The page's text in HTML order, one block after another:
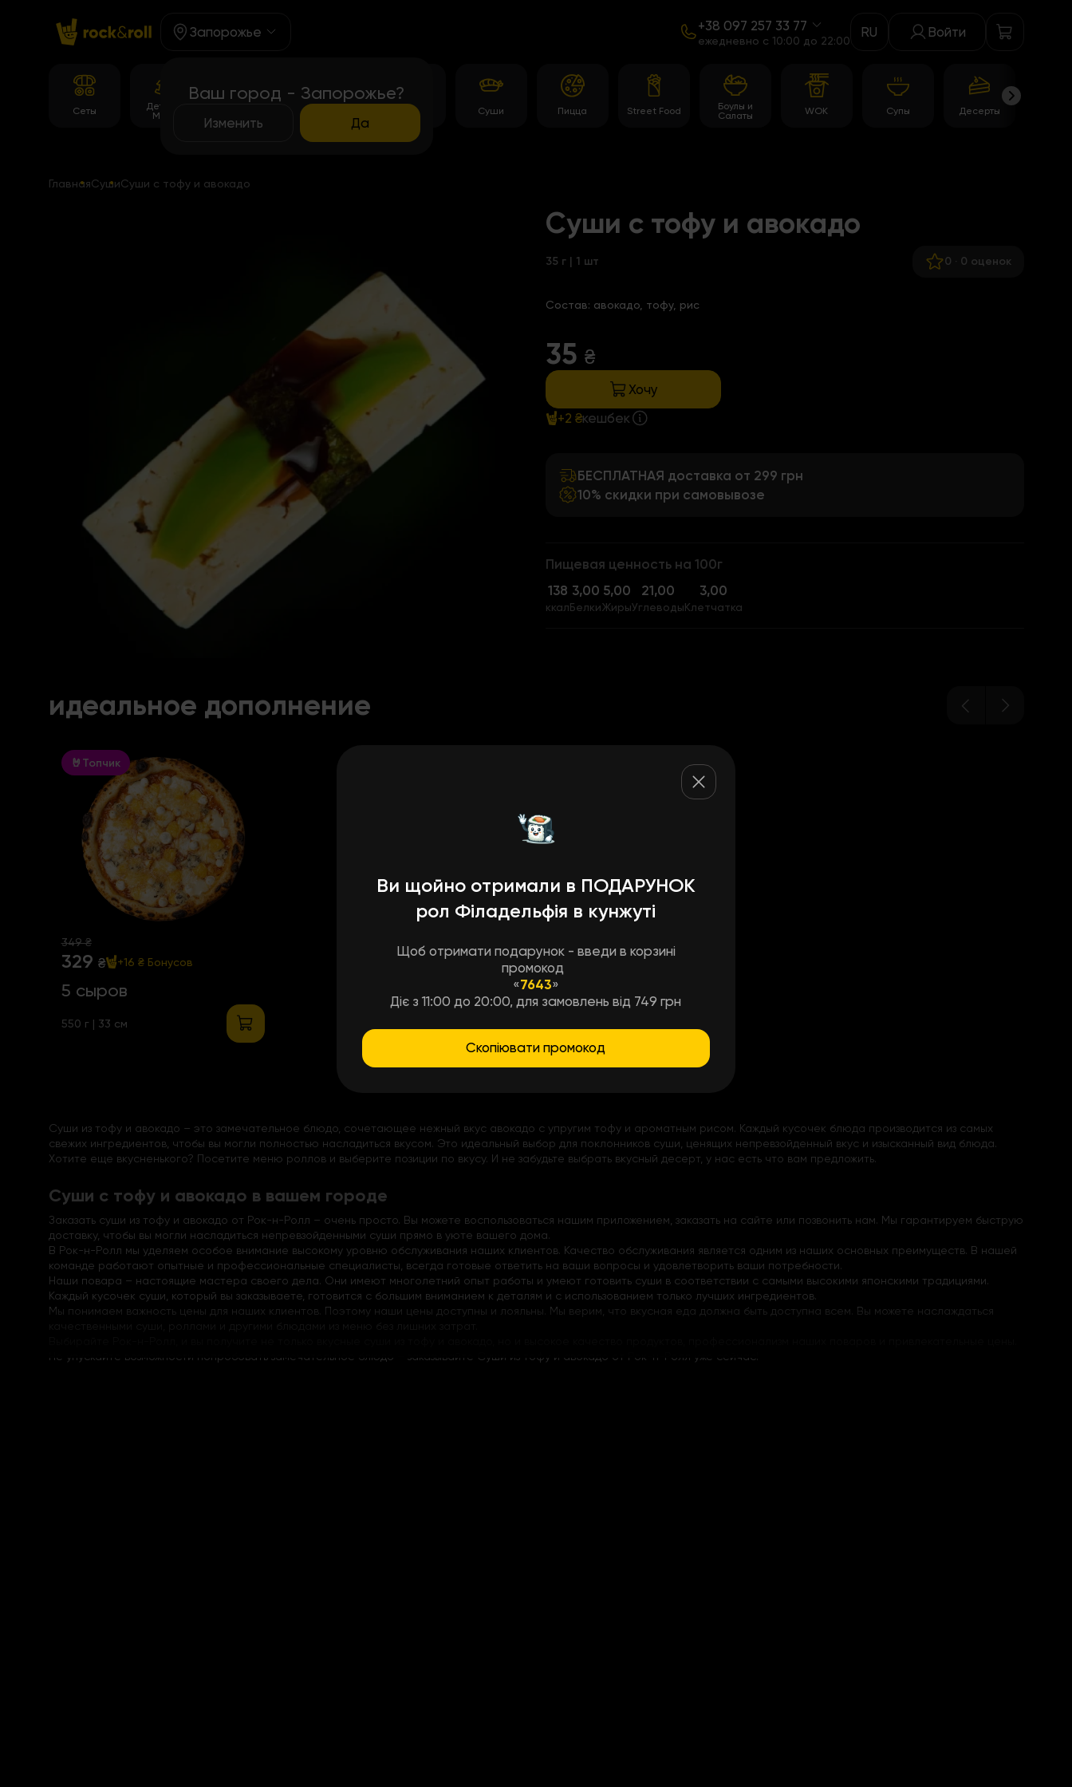
Запорожье
Ваш город - Запорожье?
Изменить Да
+38 097 257 33 77
ежедневно c 10:00 до 22:00
RU Войти
Сеты
Детское
Меню
Темпура
Роллы Суши Пицца Street Food
Боулы и
Салаты
WOK Супы Десерты
ГлавнаяСушиСуши с тофу и авокадо
Суши с тофу и авокадо
35 г | 1 шт 0 · 0 оценок
Состав: авокадо, тофу, рис
35 ₴
Хочу
+2 ₴кешбек
БЕСПЛАТНАЯ доставка от 299 грн
10% скидки при самовывозе
Пищевая ценность на 100г
ккал
138
Белки
3,00
Жиры
5,00
Углеводы
21,00
Клетчатка
3,00
идеальное дополнение
🤘Топчик
349 ₴
329 ₴ +16 ₴ Бонусов
5 сыров
550 г | 33 см
Суши из тофу и авокадо – это замечательное блюдо, сочетающее нежный вкус авокадо с упругим тофу и ароматным рисом. Каждый кусочек блюда производится из самых
свежих ингредиентов, чтобы вы могли полностью насладиться вкусом. Это идеальный выбор для поклонников суши, ценящих непревзойденный вкус и изысканный вид блюда.
Хотите еще вкусненького? Посетите меню роллов и выберите позиции по вкусу. И не забудьте выбрать вкусный десерт, у нас есть что вам предложить.
Суши с тофу и авокадо в вашем городе
Заказать суши из тофу и авокадо от Рок-н-Ролл – очень просто. Вы можете воспользоваться нашим приложением, заказать на сайте или позвонить нам. Мы гарантируем быструю
доставку, чтобы вы могли насладиться непревзойденными суши прямо в уюте вашего дома.
В Рок-н-Ролл мы уделяем особое внимание высокому уровню обслуживания наших клиентов. Качество обслуживания является одним из наших основных преимуществ. В нашей
команде работают опытные и профессиональные специалисты, всегда готовые ответить на ваши вопросы и удовлетворить ваши потребности.
Наши повара – настоящие мастера своего дела. Они имеют многолетний опыт работы и умеют готовить суши в соответствии с самыми высокими японскими традициями.
Каждый кусочек суши, который вы заказываете, готовится с большим вниманием к деталям и с использованием только лучших ингредиентов.
Мы понимаем важность цены для наших клиентов. Поэтому наши цены доступны и лояльны. Мы верим, что вкусная еда должна быть доступна всем. Вы можете наслаждаться
Не упускайте возможности попробовать замечательное блюдо – заказывайте Суши из тофу и авокадо от Рок-н-Ролл уже сейчас!
Ви щойно отримали в ПОДАРУНОК
рол Філадельфія в кунжуті
Щоб отримати подарунок - введи в корзині
промокод
«7643»
Діє з 11:00 до 20:00, для замовлень від 749 грн
Скопіювати промокод